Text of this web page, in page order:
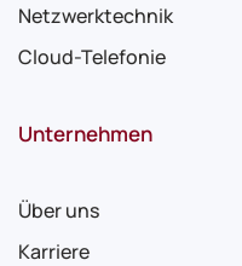
Netzwerktechnik
Cloud-Telefonie
Unternehmen
Über uns
Karriere